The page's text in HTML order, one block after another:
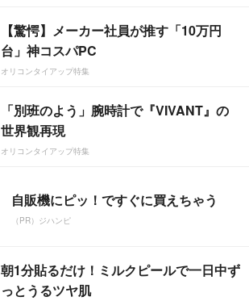
【驚愕】メーカー社員が推す「10万円
台」神コスパPC
オリコンタイアップ特集
「別班のよう」腕時計で『VIVANT』の
世界観再現
オリコンタイアップ特集
自販機にピッ！ですぐに買えちゃう
（PR）ジハンピ
朝1分貼るだけ！ミルクピールで一日中ず
っとうるツヤ肌